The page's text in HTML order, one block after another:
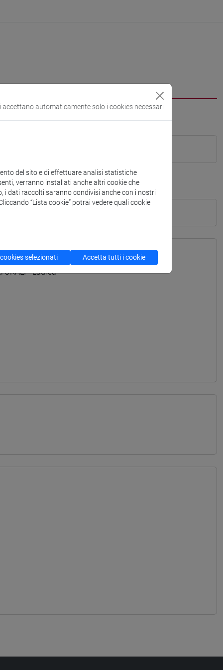
- Laurea
automaticamente solo i cookies necessari
del sito e di effettuare analisi statistiche
verranno installati anche altri cookie che
i dati raccolti saranno condivisi anche con i nostri
“Lista cookie” potrai vedere quali cookie
selezionati Accetta tutti i cookie